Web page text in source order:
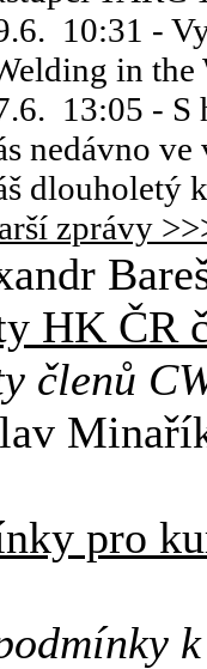
10:31 -
in
13:05 - S
nedávno
dlouholetý
zprávy
HK ČR
členů
pro